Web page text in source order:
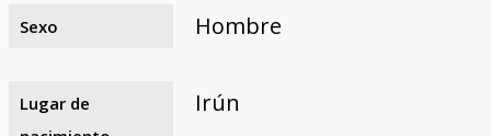
Sexo Hombre
Lugar de
Irún